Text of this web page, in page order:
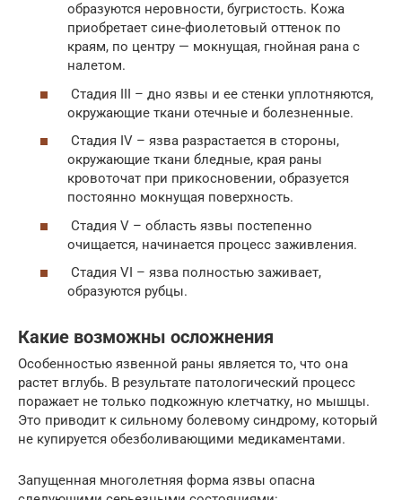
образуются неровности, бугристость. Кожа
приобретает сине-фиолетовый оттенок по
краям, по центру — мокнущая, гнойная рана с
налетом.
Стадия III – дно язвы и ее стенки уплотняются,
окружающие ткани отечные и болезненные.
Стадия IV – язва разрастается в стороны,
окружающие ткани бледные, края раны
кровоточат при прикосновении, образуется
постоянно мокнущая поверхность.
Стадия V – область язвы постепенно
очищается, начинается процесс заживления.
Стадия VI – язва полностью заживает,
образуются рубцы.
Какие возможны осложнения
Особенностью язвенной раны является то, что она
растет вглубь. В результате патологический процесс
поражает не только подкожную клетчатку, но мышцы.
Это приводит к сильному болевому синдрому, который
не купируется обезболивающими медикаментами.
Запущенная многолетняя форма язвы опасна